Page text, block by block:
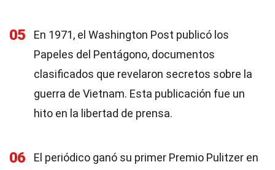
05
En 1971, el Washington Post publicó los
Papeles del Pentágono, documentos
clasificados que revelaron secretos sobre la
guerra de Vietnam. Esta publicación fue un
hito en la libertad de prensa.
06
El periódico ganó su primer Premio Pulitzer en